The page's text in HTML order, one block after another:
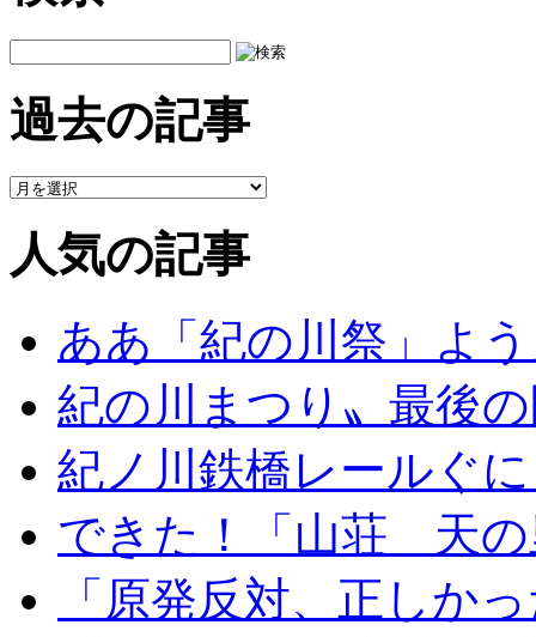
過去の記事
人気の記事
ああ「紀の川祭」よ
紀の川まつり〟最後
紀ノ川鉄橋レールぐ
できた！「山荘 天の
「原発反対、正しか